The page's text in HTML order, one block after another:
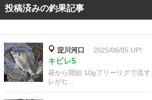
投稿済みの釣果記事
淀川河口 2025/06/05 UP!
キビレ5
昼から開始 10gフリーリグで流
レがヒ...